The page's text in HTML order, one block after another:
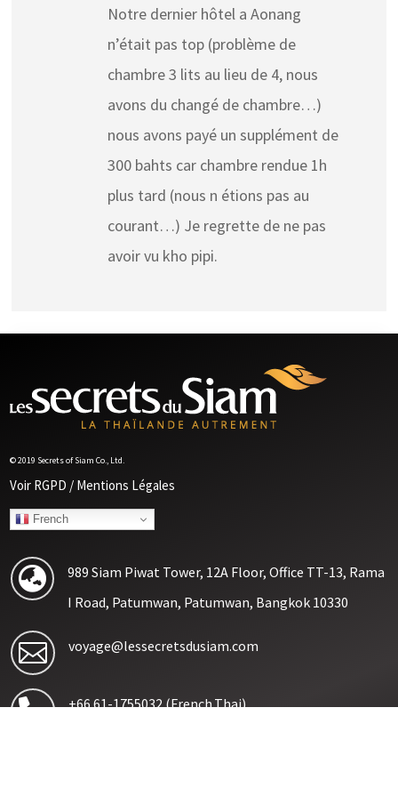
Notre dernier hôtel a Aonang
n’était pas top (problème de
chambre 3 lits au lieu de 4, nous
avons du changé de chambre…)
nous avons payé un supplément de
300 bahts car chambre rendue 1h
plus tard (nous n étions pas au
courant…) Je regrette de ne pas
avoir vu kho pipi.
© 2019 Secrets of Siam Co., Ltd.
Voir RGPD / Mentions Légales
French

989 Siam Piwat Tower, 12A Floor, Office TT-13, Rama
I Road, Patumwan, Patumwan, Bangkok 10330
 voyage@lessecretsdusiam.com
 +66 61-1755032(French,Thai)